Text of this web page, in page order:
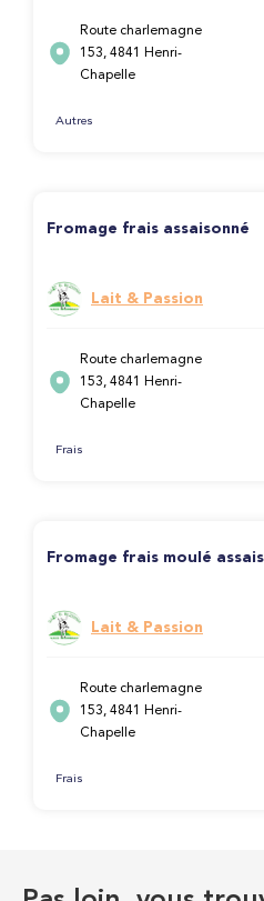
Route charlemagne
153, 4841 Henri-
Chapelle
Autres
Fromage frais assaisonné
Lait & Passion
Route charlemagne
153, 4841 Henri-
Chapelle
Frais
Fromage frais moulé
Lait & Passion
Route charlemagne
153, 4841 Henri-
Chapelle
Frais